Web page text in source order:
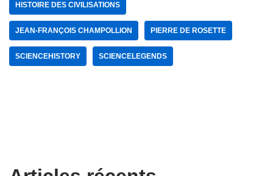
HISTOIRE DES CIVILISATIONS
JEAN-FRANÇOIS CHAMPOLLION PIERRE DE ROSETTE
SCIENCEHISTORY SCIENCELEGENDS